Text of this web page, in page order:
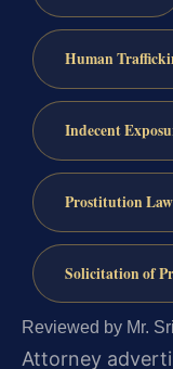
Human
Indecent
Prostitution
Solicitation of
Reviewed by Mr.
Attorney